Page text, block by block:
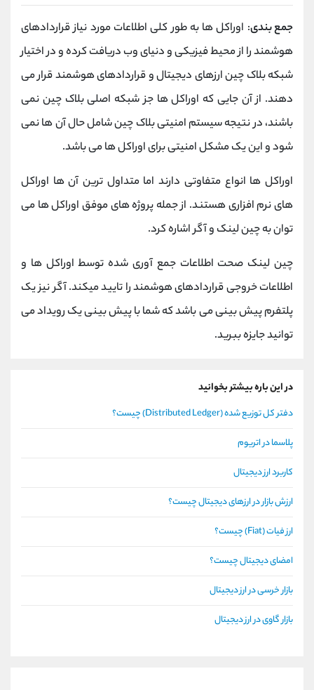
جمع بندی: اوراکل ها به طور کلی اطلاعات مورد نیاز قراردادهای
هوشمند را از محیط فیزیکی و دنیای وب دریافت کرده و در اختیار
شبکه بلاک چین ارزهای دیجیتال و قراردادهای هوشمند قرار می
دهند. از آن جایی که اوراکل ها جز شبکه اصلی بلاک چین نمی
باشند، در نتیجه سیستم امنیتی بلاک چین شامل حال آن ها نمی
شود و این یک مشکل امنیتی برای اوراکل ها می باشد.
اوراکل ها انواع متفاوتی دارند اما متداول ترین آن ها اوراکل
های نرم افزاری هستند. از جمله پروژه های موفق اوراکل ها می
توان به چین لینک و آگر اشاره کرد.
چین لینک صحت اطلاعات جمع آوری شده توسط اوراکل ها و
اطلاعات خروجی قراردادهای هوشمند را تایید میکند. آگر نیز یک
پلتفرم پیش بینی می باشد که شما با پیش بینی یک رویداد می
توانید جایزه ببرید.
در این باره بیشتر بخوانید
دفتر کل توزیع شده (Distributed Ledger) چیست؟
پلاسما در اتریوم
کاربرد ارز دیجیتال
ارزش بازار در ارزهای دیجیتال چیست؟
ارز فیات (Fiat) چیست؟
امضای دیجیتال چیست؟
بازار خرسی در ارز دیجیتال
بازار گاوی در ارز دیجیتال